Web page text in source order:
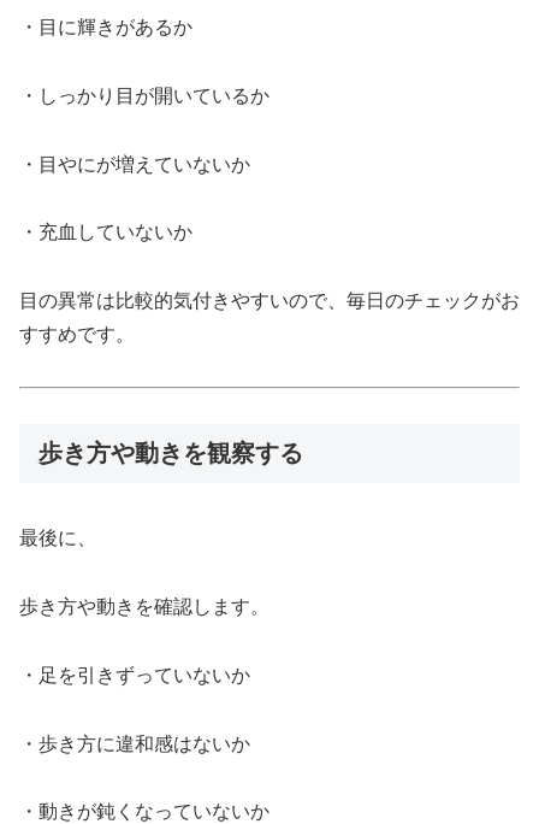
・目に輝きがあるか
・しっかり目が開いているか
・目やにが増えていないか
・充血していないか
目の異常は比較的気付きやすいので、毎日のチェックがお
すすめです。
歩き方や動きを観察する
最後に、
歩き方や動きを確認します。
・足を引きずっていないか
・歩き方に違和感はないか
・動きが鈍くなっていないか